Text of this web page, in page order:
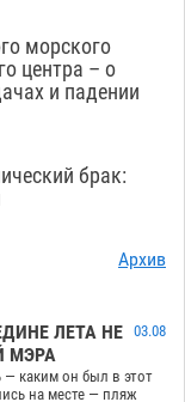
морского
центра – о
и падении
брак:
Архив
ЛЕТА НЕ
МЭРА
03.08
— каким он был в этот
на месте — пляж